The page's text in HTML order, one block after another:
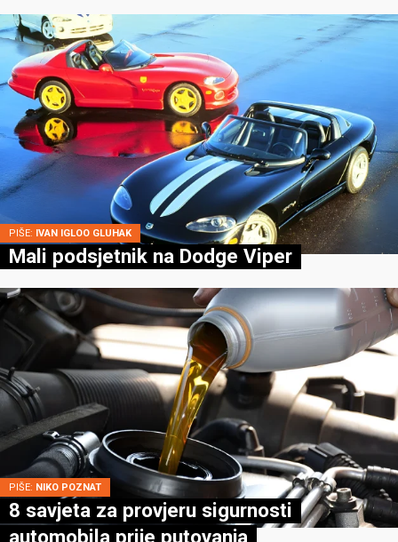
PIŠE: IVAN IGLOO GLUHAK
Mali podsjetnik na Dodge Viper
PIŠE: NIKO POZNAT
8 savjeta za provjeru sigurnosti
automobila prije putovanja